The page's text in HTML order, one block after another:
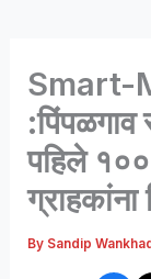
Smart-
:पिंपळगाव
पहिले
By Sandip